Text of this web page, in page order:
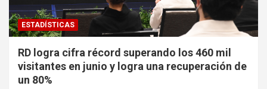
ESTADÍSTICAS
RD logra cifra récord superando los 460 mil
visitantes en junio y logra una recuperación de
un 80%